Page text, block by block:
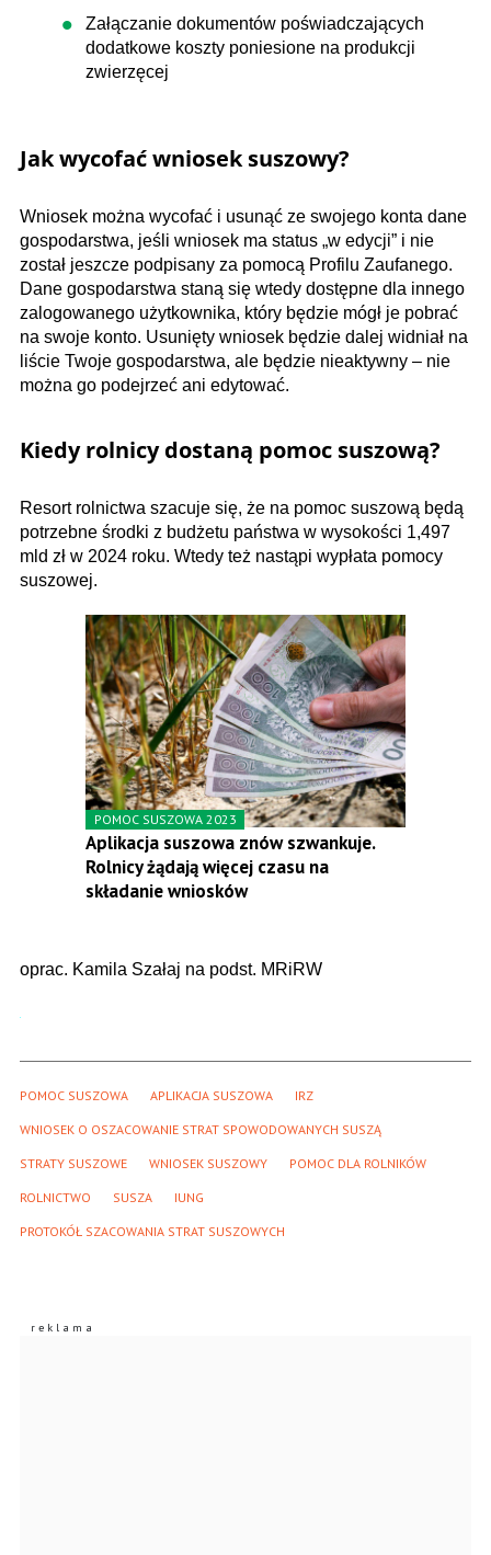
Załączanie dokumentów poświadczających
dodatkowe koszty poniesione na produkcji
zwierzęcej
Jak wycofać wniosek suszowy?
Wniosek można wycofać i usunąć ze swojego konta dane
gospodarstwa, jeśli wniosek ma status „w edycji” i nie
został jeszcze podpisany za pomocą Profilu Zaufanego.
Dane gospodarstwa staną się wtedy dostępne dla innego
zalogowanego użytkownika, który będzie mógł je pobrać
na swoje konto. Usunięty wniosek będzie dalej widniał na
liście Twoje gospodarstwa, ale będzie nieaktywny – nie
można go podejrzeć ani edytować.
Kiedy rolnicy dostaną pomoc suszową?
Resort rolnictwa szacuje się, że na pomoc suszową będą
potrzebne środki z budżetu państwa w wysokości 1,497
mld zł w 2024 roku. Wtedy też nastąpi wypłata pomocy
suszowej.
POMOC SUSZOWA 2023
Aplikacja suszowa znów szwankuje.
Rolnicy żądają więcej czasu na
składanie wniosków
oprac. Kamila Szałaj na podst. MRiRW
POMOC SUSZOWA APLIKACJA SUSZOWA IRZ
WNIOSEK O OSZACOWANIE STRAT SPOWODOWANYCH SUSZĄ
STRATY SUSZOWE WNIOSEK SUSZOWY POMOC DLA ROLNIKÓW
ROLNICTWO SUSZA IUNG
PROTOKÓŁ SZACOWANIA STRAT SUSZOWYCH